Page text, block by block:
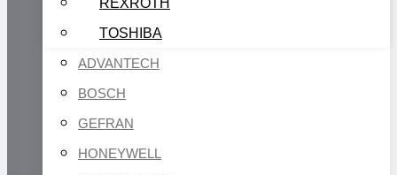
REXROTH
TOSHIBA
ADVANTECH
BOSCH
GEFRAN
HONEYWELL